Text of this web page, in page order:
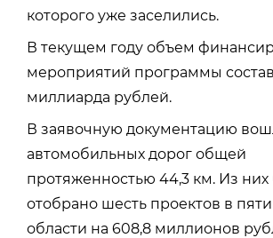
которого уже заселились.
В текущем году объем
мероприятий программы
миллиарда рублей.
В заявочную документацию
автомобильных дорог общей
протяженностью 44,3 км. Из
отобрано шесть проектов в
области на 608,8 миллионов